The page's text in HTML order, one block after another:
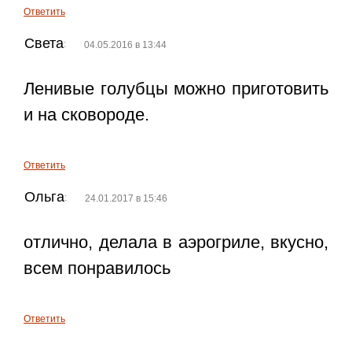
Ответить
Света: 04.05.2016 в 13:44
Ленивые голубцы можно приготовить
и на сковороде.
Ответить
Ольга: 24.01.2017 в 15:46
отлично, делала в аэрогриле, вкусно,
всем понравилось
Ответить